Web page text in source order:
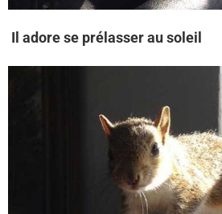
Il adore se prélasser au soleil